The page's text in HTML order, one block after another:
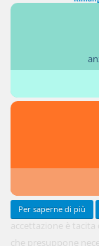
accettazione è
che presuppone
Per saperne di più